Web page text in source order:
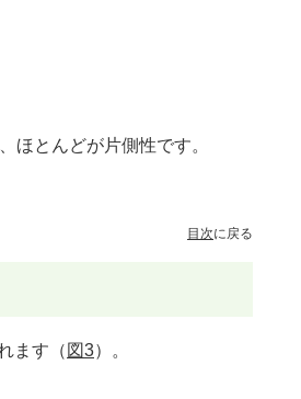
ほとんどが片側性です。
目次に戻る
ます（ 図3）。